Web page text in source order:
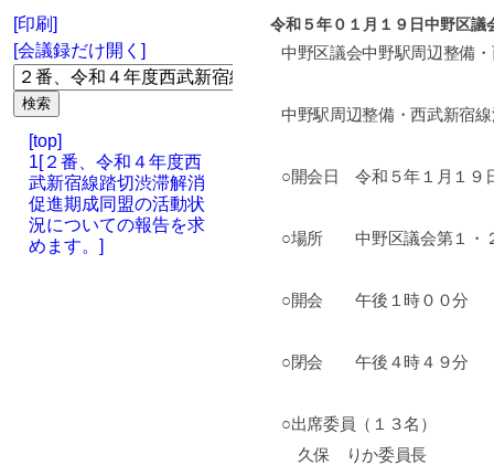
[印刷]
[会議録だけ開く]
[top]
1[２番、令和４年度西
武新宿線踏切渋滞解消
促進期成同盟の活動状
況についての報告を求
めます。]
令和５年０１月１９日中野区
中野区議会中野駅周辺整備
中野駅周辺整備・西武新宿
○開会日 令和５年１月１９
○場所 中野区議会第１・
○開会 午後１時００分
○閉会 午後４時４９分
○出席委員（１３名）
久保 りか委員長